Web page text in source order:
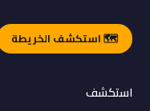
🗺️ استكشف الخريطة
استكشف